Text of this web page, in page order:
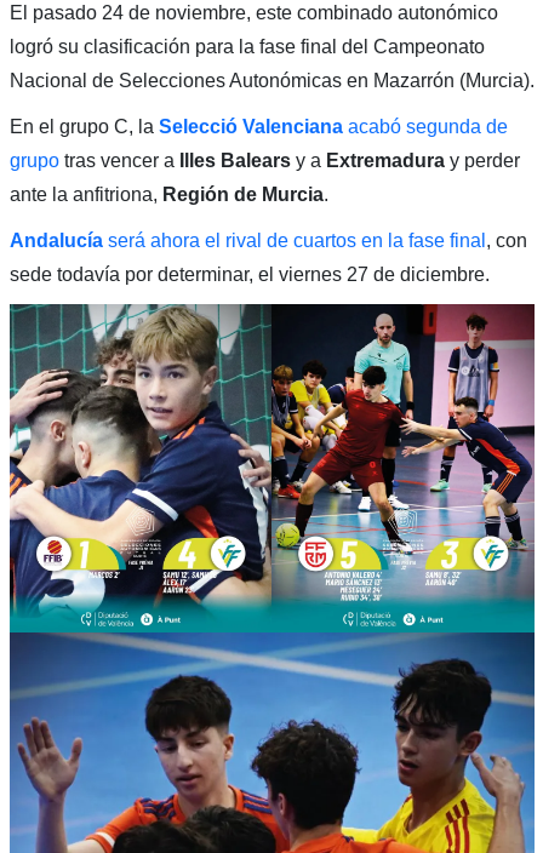
El pasado 24 de noviembre, este combinado autonómico
logró su clasificación para la fase final del Campeonato
Nacional de Selecciones Autonómicas en Mazarrón (Murcia).
En el grupo C, la Selecció Valenciana acabó segunda de
grupotras vencer a Illes Balearsy a Extremaduray perder
ante la anfitriona, Región de Murcia.
Andalucíaserá ahora el rival de cuartos en la fase final , con
sede todavía por determinar, el viernes 27 de diciembre.